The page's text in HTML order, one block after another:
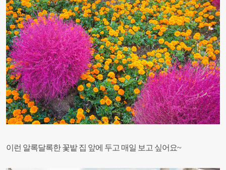
이런 알록달록한 꽃밭 집 앞에 두고 매일 보고 싶어요~